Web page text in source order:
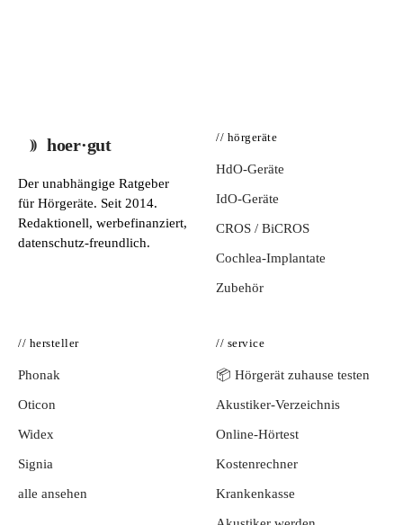
hoer·gut
Der unabhängige Ratgeber
für Hörgeräte. Seit 2014.
Redaktionell, werbefinanziert,
datenschutz-freundlich.
// hörgeräte
HdO-Geräte
IdO-Geräte
CROS / BiCROS
Cochlea-Implantate
Zubehör
// hersteller
Phonak
Oticon
Widex
Signia
alle ansehen
// service
📦 Hörgerät zuhause testen
Akustiker-Verzeichnis
Online-Hörtest
Kostenrechner
Krankenkasse